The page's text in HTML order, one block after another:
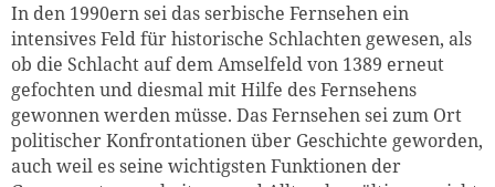
In den 1990ern sei das serbische Fernsehen ein
intensives Feld für historische Schlachten gewesen, als
ob die Schlacht auf dem Amselfeld von 1389 erneut
gefochten und diesmal mit Hilfe des Fernsehens
gewonnen werden müsse. Das Fernsehen sei zum Ort
politischer Konfrontationen über Geschichte geworden,
auch weil es seine wichtigsten Funktionen der